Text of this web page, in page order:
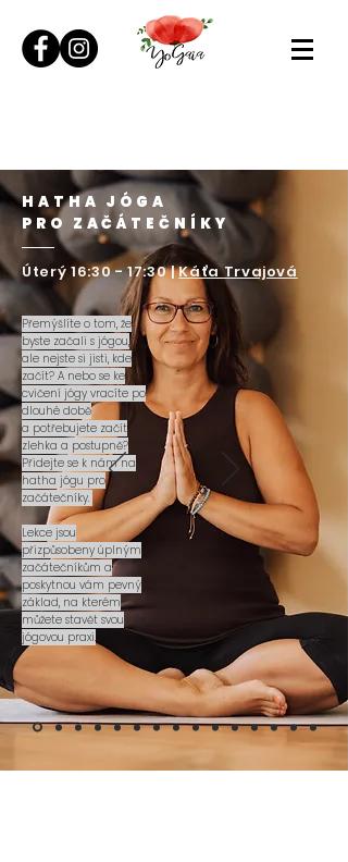
HATHA JÓGA
PRO ZAČÁTEČNÍKY
Úterý 16:30 - 17:30 |Káťa Trvajová
Přemýšlíte o tom, že
byste začali s jógou,
ale nejste si jisti, kde
začít? A nebo se ke
cvičení jógy vracíte po
dlouhé době
a potřebujete začít
zlehka a postupně?
Přidejte se k nám na
hatha jógu pro
začátečníky.
Lekce jsou
přizpůsobeny úplným
začátečníkům a
poskytnou vám pevný
základ, na kterém
můžete stavět svou
jógovou praxi.